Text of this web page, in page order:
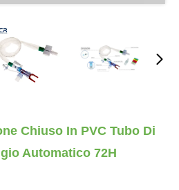
Chiuso In PVC Tubo Di
Automatico 72H